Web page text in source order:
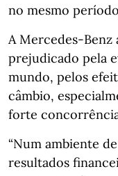
no mesmo
A Mercedes-
prejudicado pela
mundo, pelos
câmbio,
forte
“Num ambiente
resultados